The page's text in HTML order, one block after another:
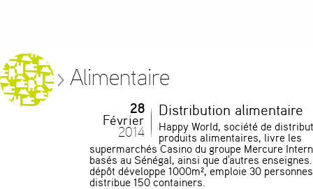
Alimentaire
28
Février
2014
Distribution alimentaire
Happy World, société de
produits alimentaires, livre les
supermarchés Casino du groupe Mercure
basés au Sénégal, ainsi que d'autres
dépôt développe 1000m², emploie 30
distribue 150 containers.